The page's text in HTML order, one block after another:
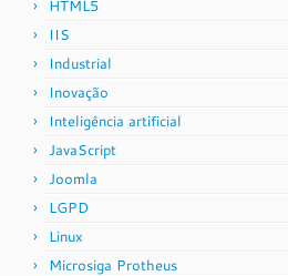
HTML5
IIS
Industrial
Inovação
Inteligência artificial
JavaScript
Joomla
LGPD
Linux
Microsiga Protheus